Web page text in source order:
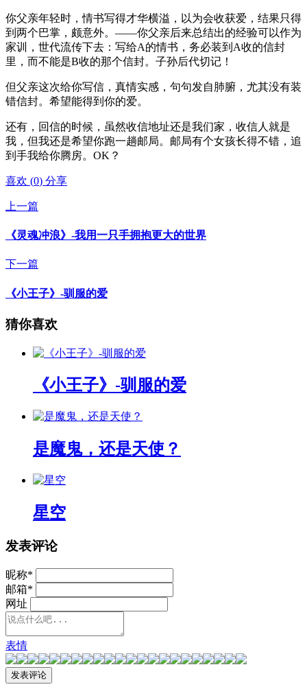
你父亲年轻时，情书写得才华横溢，以为会收获爱，结果只得
到两个巴掌，颇意外。——你父亲后来总结出的经验可以作为
家训，世代流传下去：写给A的情书，务必装到A收的信封
里，而不能是B收的那个信封。子孙后代切记！
但父亲这次给你写信，真情实感，句句发自肺腑，尤其没有装
错信封。希望能得到你的爱。
还有，回信的时候，虽然收信地址还是我们家，收信人就是
我，但我还是希望你跑一趟邮局。邮局有个女孩长得不错，追
到手我给你腾房。OK？
喜欢 (0) 分享
上一篇
《灵魂冲浪》-我用一只手拥抱更大的世界
下一篇
《小王子》-驯服的爱
猜你喜欢
《小王子》-驯服的爱
是魔鬼，还是天使？
星空
发表评论
昵称*
邮箱*
网址
表情